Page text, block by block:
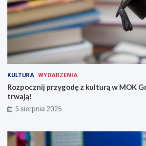
KULTURA WYDARZENIA
Rozpocznij przygodę z kulturą w MOK
trwają!
5 sierpnia 2026